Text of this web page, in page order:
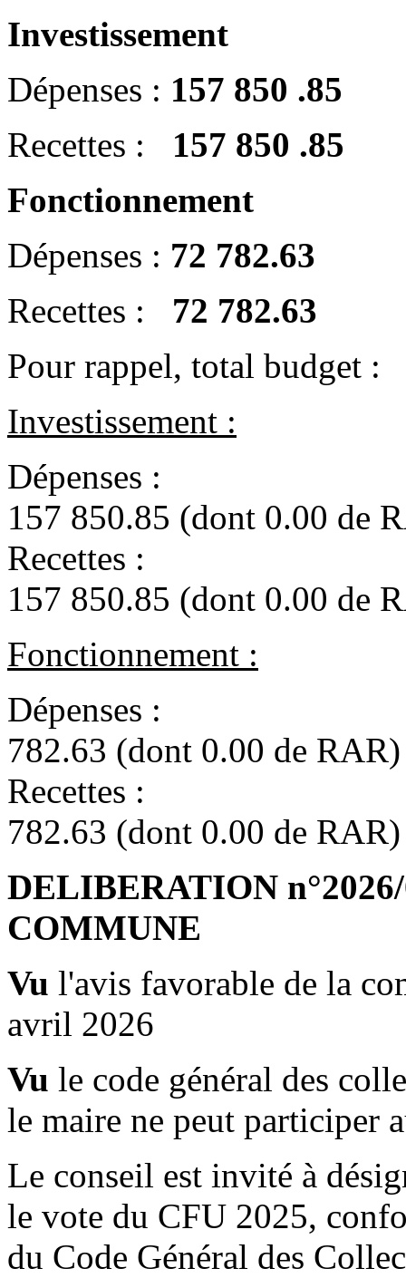
Investissement
Dépenses : 157 850 .85
Recettes : 157 850 .85
Fonctionnement
Dépenses : 72 782.63
Recettes : 72 782.63
Pour rappel, total budget :
Investissement :
157 850.85 (dont 0.00 de
157 850.85 (dont 0.00 de
Fonctionnement :
782.63 (dont 0.00 de RAR)
782.63 (dont 0.00 de RAR)
DELIBERATION
COMMUNE
Vu l'avis favorable de la
avril 2026
Vu le code général des
le maire ne peut participer
Le conseil est invité à
le vote du CFU 2025,
du Code Général des